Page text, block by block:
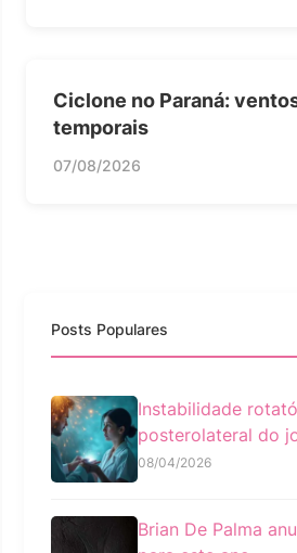
Ciclone no Paraná:
temporais
07/08/2026
Posts Populares
Instabilidade
posterolateral do
08/04/2026
Brian De Palma